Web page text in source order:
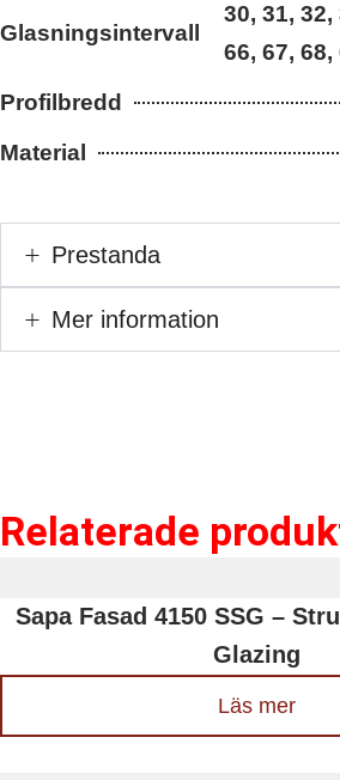
Glasningsintervall
30, 31, 32,
66, 67, 68,
Profilbredd
Material
Prestanda
Mer information
Relaterade
Sapa Fasad 4150 SSG –
Glazing
Läs mer